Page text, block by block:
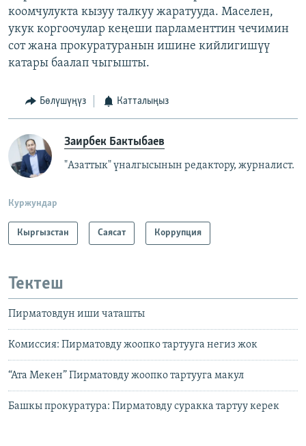
коомчулукта кызуу талкуу жаратууда. Маселен,
укук коргоочулар кеңеши парламенттин чечимин
сот жана прокуратуранын ишине кийлигишүү
катары баалап чыгышты.
Бөлүшүңүз Катталыңыз
Заирбек Бактыбаев
"Азаттык" үналгысынын редактору, журналист.
Куржундар
Кыргызстан Саясат Коррупция
Тектеш
Пирматовдун иши чаташты
Комиссия: Пирматовду жоопко тартууга негиз жок
“Ата Мекен” Пирматовду жоопко тартууга макул
Башкы прокуратура: Пирматовду суракка тартуу керек